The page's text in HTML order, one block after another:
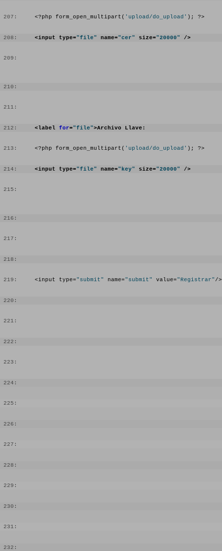
207:
     <?php form_open_multipart(
'upload/do_upload' ); ?>
208: <input type="file" name="cer" size="20000" />
209:
210:
211:
212: <label for="file">Archivo Llave:
213:
     <?php form_open_multipart(
'upload/do_upload' ); ?>
214: <input type="file" name="key" size="20000" />
215:
216:
217:
218:
219:
     <input type=
"submit" name="submit" value="Registrar"/>
220:
221:
222:
223:
224:
225:
226:
227:
228:
229:
230:
231:
232: